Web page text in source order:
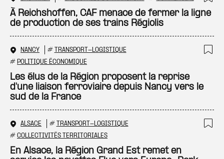
À Reichshoffen, CAF menace de fermer la ligne
de production de ses trains Régiolis
NANCY # TRANSPORT-LOGISTIQUE
# POLITIQUE ÉCONOMIQUE
Les élus de la Région proposent la reprise
d'une liaison ferroviaire depuis Nancy vers le
sud de la France
ALSACE # TRANSPORT-LOGISTIQUE
# COLLECTIVITÉS TERRITORIALES
En Alsace, la Région Grand Est remet en